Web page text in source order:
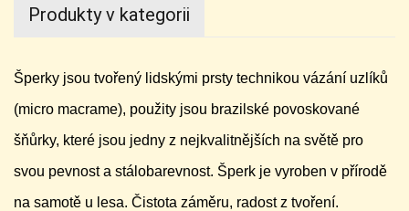
Produkty v kategorii
Šperky jsou tvořený lidskými prsty technikou vázání uzlíků
(micro macrame), použity jsou brazilské povoskované
šňůrky, které jsou jedny z nejkvalitnějších na světě pro
svou pevnost a stálobarevnost. Šperk je vyroben v přírodě
na samotě u lesa. Čistota záměru, radost z tvoření.